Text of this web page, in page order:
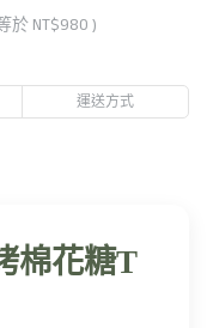
於 NT$980 )
運送方式
棉花糖T